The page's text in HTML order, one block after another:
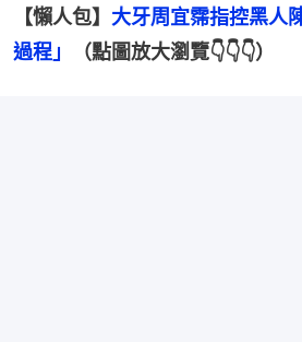
【懶人包】 大牙周宜霈指控黑人
過程」
（點圖放大瀏覽👇👇👇）